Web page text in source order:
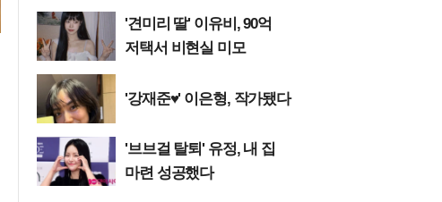
'견미리 딸' 이유비, 90억
저택서 비현실 미모
'강재준♥' 이은형, 작가됐다
'브브걸 탈퇴' 유정, 내 집
마련 성공했다